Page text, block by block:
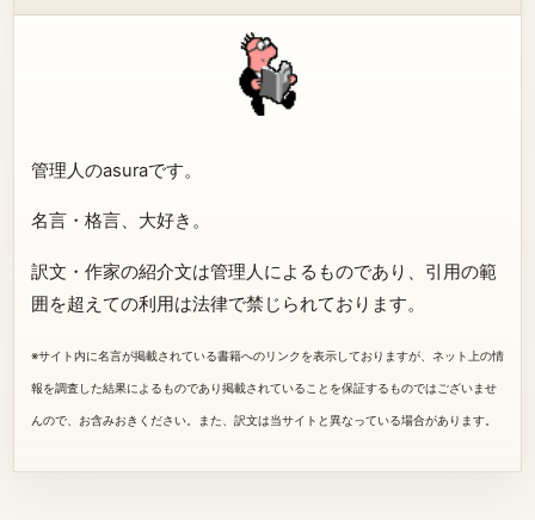
管理人のasuraです。
名言・格言、大好き。
訳文・作家の紹介文は管理人によるものであり、引用の範
囲を超えての利用は法律で禁じられております。
※サイト内に名言が掲載されている書籍へのリンクを表示しておりますが、ネット上の情
報を調査した結果によるものであり掲載されていることを保証するものではございませ
んので、お含みおきください。また、訳文は当サイトと異なっている場合があります。